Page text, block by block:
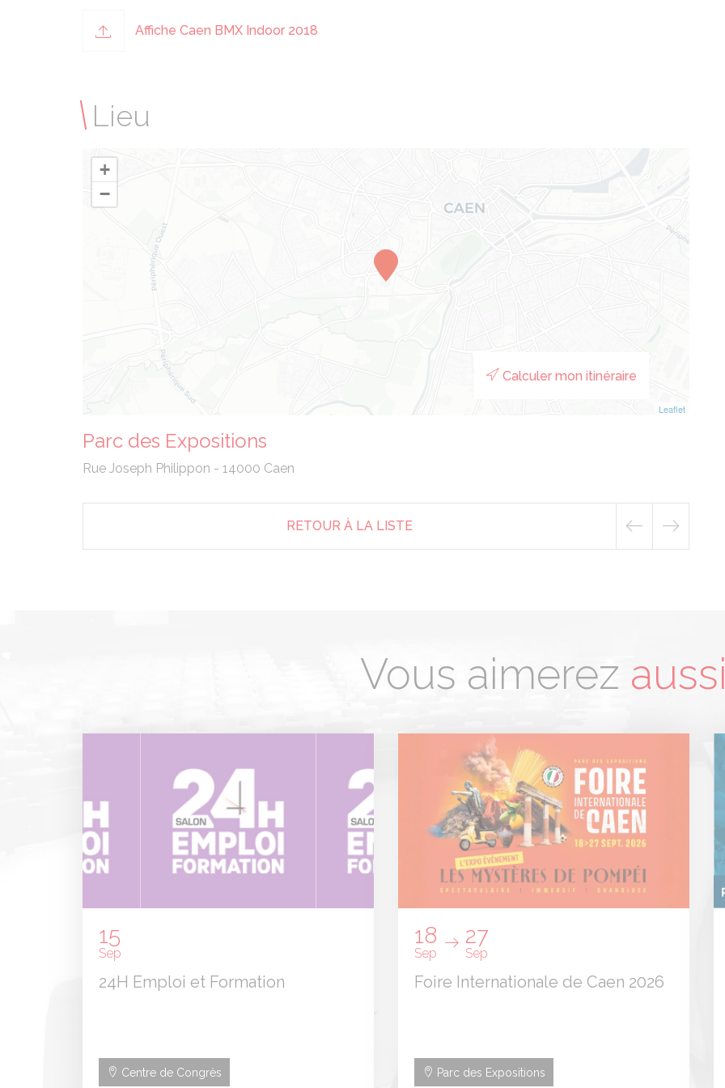
Affiche Caen BMX Indoor 2018
Lieu
+
−
Leaflet
Calculer mon itinéraire
Parc des Expositions
Rue Joseph Philippon - 14000 Caen
RETOUR À LA LISTE
Vous aimerez
15
Sep
24H Emploi et Formation
Centre de Congrès
18
Sep
27
Sep
Foire Internationale de Caen 2026
Parc des Expositions